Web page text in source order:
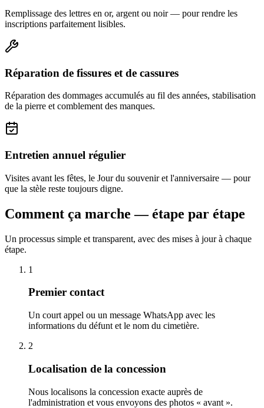
Remplissage des lettres en or, argent ou noir — pour rendre les
inscriptions parfaitement lisibles.
Réparation de fissures et de cassures
Réparation des dommages accumulés au fil des années, stabilisation
de la pierre et comblement des manques.
Entretien annuel régulier
Visites avant les fêtes, le Jour du souvenir et l'anniversaire — pour
que la stèle reste toujours digne.
Comment ça marche — étape par étape
Un processus simple et transparent, avec des mises à jour à chaque
étape.
1
Premier contact
Un court appel ou un message WhatsApp avec les
informations du défunt et le nom du cimetière.
2
Localisation de la concession
Nous localisons la concession exacte auprès de
l'administration et vous envoyons des photos « avant ».